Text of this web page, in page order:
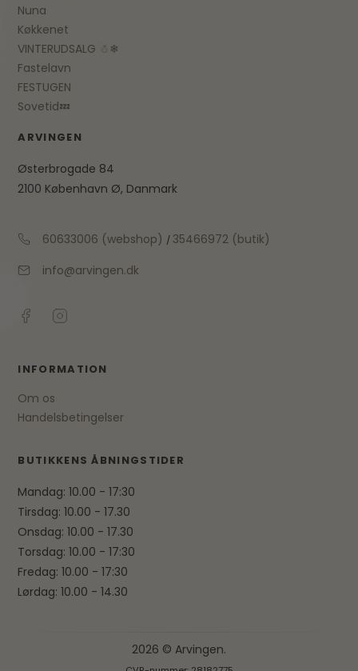
Nuna
Køkkenet
VINTERUDSALG ☃❄
Fastelavn
FESTUGEN
Sovetid💤
ARVINGEN
Østerbrogade 84
2100 København Ø, Danmark
60633006 (webshop) / 35466972 (butik)
info@arvingen.dk
INFORMATION
Om os
Handelsbetingelser
BUTIKKENS ÅBNINGSTIDER
Mandag: 10.00 - 17:30
Tirsdag: 10.00 - 17.30
Onsdag: 10.00 - 17.30
Torsdag: 10.00 - 17:30
Fredag: 10.00 - 17:30
Lørdag: 10.00 - 14.30
2026 © Arvingen.